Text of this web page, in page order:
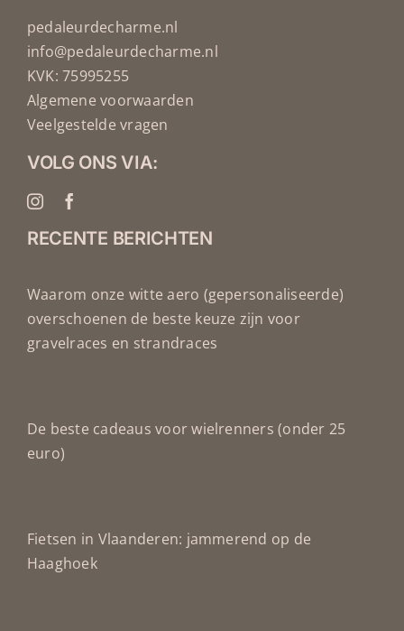
pedaleurdecharme.nl
info@pedaleurdecharme.nl
KVK: 75995255
Algemene voorwaarden
Veelgestelde vragen
VOLG ONS VIA:
RECENTE BERICHTEN
Waarom onze witte aero (gepersonaliseerde)
overschoenen de beste keuze zijn voor
gravelraces en strandraces
De beste cadeaus voor wielrenners (onder 25
euro)
Fietsen in Vlaanderen: jammerend op de
Haaghoek